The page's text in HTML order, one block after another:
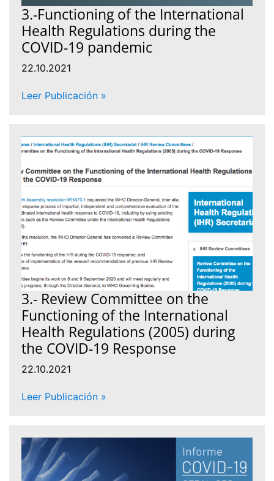
3.-Functioning of the International
Health Regulations during the
COVID-19 pandemic
22.10.2021
Leer Publicación »
3.- Review Committee on the
Functioning of the International
Health Regulations (2005) during
the COVID-19 Response
22.10.2021
Leer Publicación »